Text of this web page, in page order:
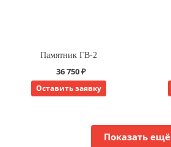
Памятник ГВ-2
36 750 ₽
Оставить заявку
Показать ещё